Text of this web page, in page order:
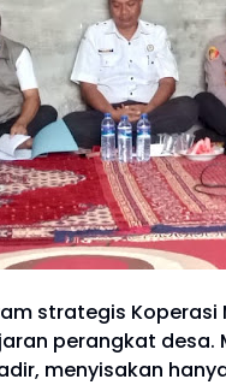
strategis
perangkat
menyisakan